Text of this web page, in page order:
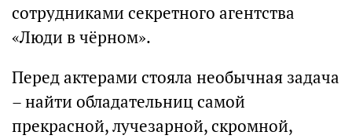
сотрудниками секретного агентства
«Люди в чёрном».
Перед актерами стояла необычная задача
– найти обладательниц самой
прекрасной, лучезарной, скромной,